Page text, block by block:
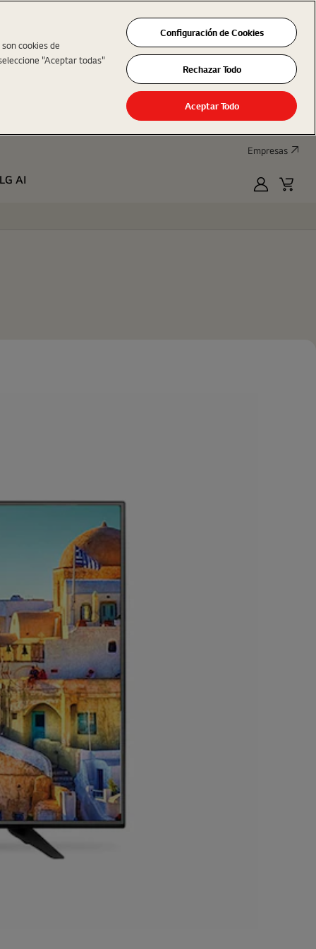
Empresas
LG AI
MyLGCart
cookies de
"Aceptar todas"
Configuración de Cookies
Rechazar Todo
Aceptar Todo